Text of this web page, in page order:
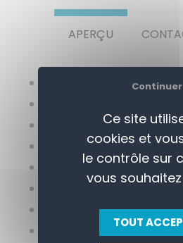
APERÇU
Dimensions: 598(H) x
Matériel: Acier
Rendement: 4,7kW
Puissance: 32A
Alimentation: 400V
Ce site
cookies et
le contrôle sur
vous
TOUT